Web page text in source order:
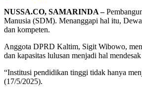
NUSSA.CO, SAMARINDA –
Manusia (SDM). Menanggapi hal itu,
dan kompeten.
Anggota DPRD Kaltim, Sigit Wibowo,
dan kapasitas lulusan menjadi hal
“Institusi pendidikan tinggi tidak hanya
(17/5/2025).